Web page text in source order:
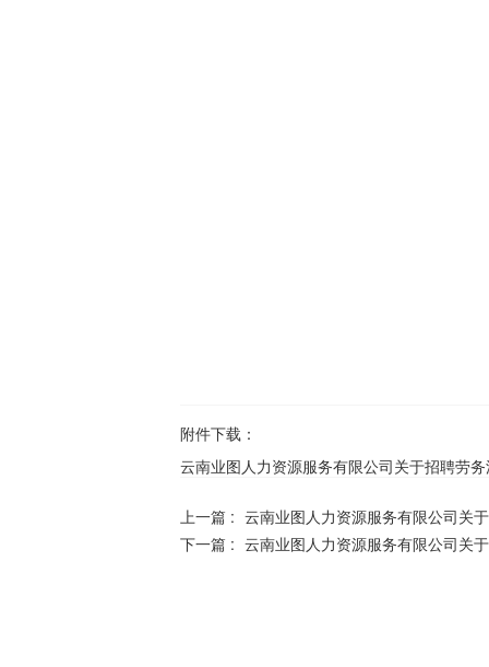
附件下载：
云南业图人力资源服务有限公司关于招聘劳
上一篇 : 云南业图人力资源服务有限公司关
下一篇 : 云南业图人力资源服务有限公司关